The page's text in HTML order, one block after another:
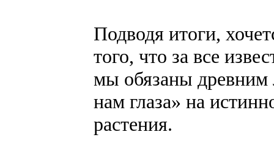
Подводя итоги,
того, что за все
мы обязаны
нам глаза» на
растения.